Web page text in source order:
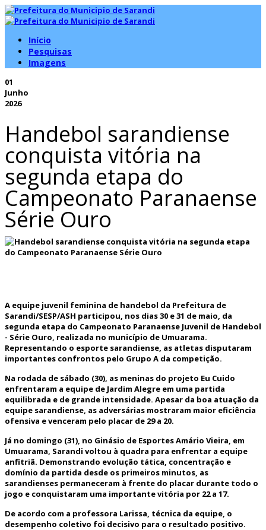
Início
Pesquisas
Imagens
01
Junho
2026
Handebol sarandiense
conquista vitória na
segunda etapa do
Campeonato Paranaense
Série Ouro
A equipe juvenil feminina de handebol da Prefeitura de
Sarandi/SESP/ASH participou, nos dias 30 e 31 de maio, da
segunda etapa do Campeonato Paranaense Juvenil de Handebol
- Série Ouro, realizada no município de Umuarama.
Representando o esporte sarandiense, as atletas disputaram
importantes confrontos pelo Grupo A da competição.
Na rodada de sábado (30), as meninas do projeto Eu Cuido
enfrentaram a equipe de Jardim Alegre em uma partida
equilibrada e de grande intensidade. Apesar da boa atuação da
equipe sarandiense, as adversárias mostraram maior eficiência
ofensiva e venceram pelo placar de 29 a 20.
Já no domingo (31), no Ginásio de Esportes Amário Vieira, em
Umuarama, Sarandi voltou à quadra para enfrentar a equipe
anfitriã. Demonstrando evolução tática, concentração e
domínio da partida desde os primeiros minutos, as
sarandienses permaneceram à frente do placar durante todo o
jogo e conquistaram uma importante vitória por 22 a 17.
De acordo com a professora Larissa, técnica da equipe, o
desempenho coletivo foi decisivo para o resultado positivo.